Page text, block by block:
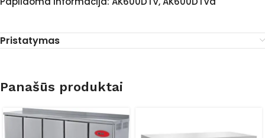
Pristatymas
Panašūs produktai